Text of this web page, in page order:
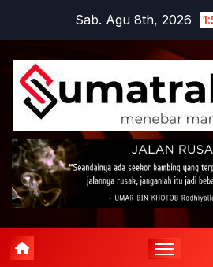
content
Sab. Agu 8th, 2026